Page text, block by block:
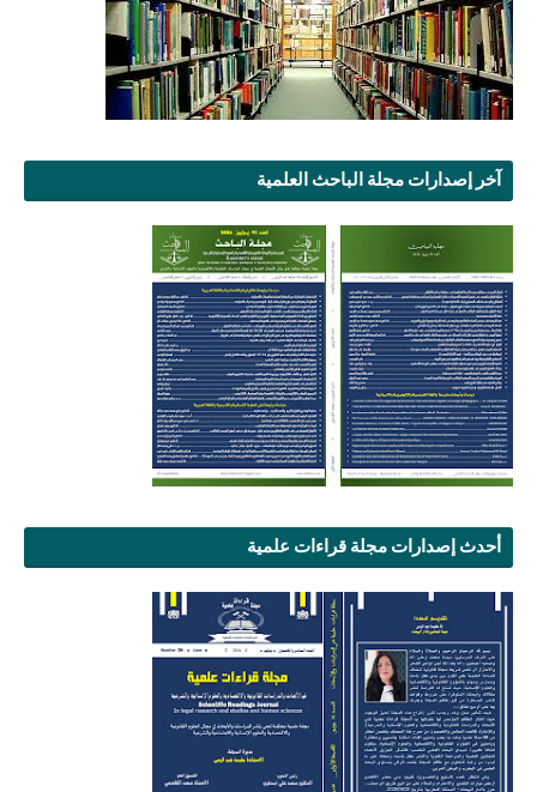
آخر إصدارات مجلة الباحث العلمية
أحدث إصدارات مجلة قراءات علمية